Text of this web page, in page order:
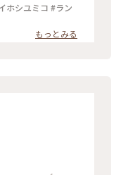
もっとみる